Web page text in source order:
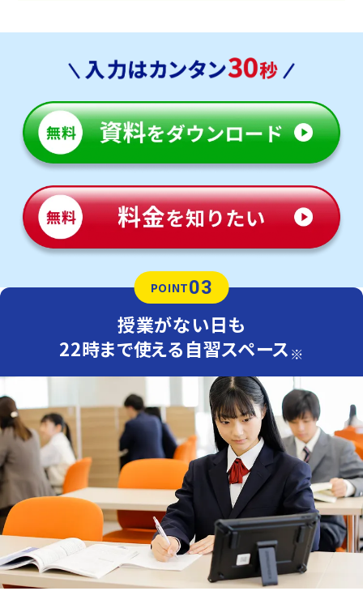
POINT03
授業がない日も
22時まで使える自習スペース ※